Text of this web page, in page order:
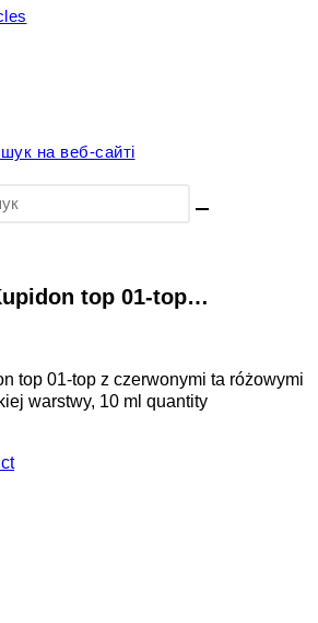
на веб-сайті
top 01-top…
top 01-top z czerwonymi ta różowymi
warstwy, 10 ml quantity